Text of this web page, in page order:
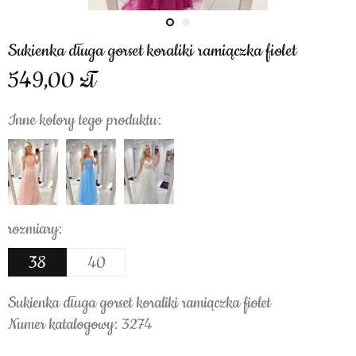
Sukienka długa gorset koraliki ramiączka fiolet
549,00
Inne kolory tego produktu:
rozmiary:
38 40
Sukienka długa gorset koraliki ramiączka fiolet
Numer katalogowy: 3274